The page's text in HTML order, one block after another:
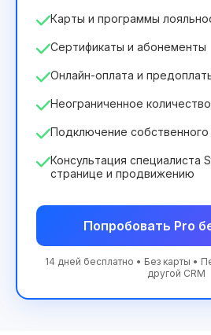
Карты и программы
Сертификаты и абонементы
Онлайн-оплата и
Неограниченное
Подключение
Консультация специалиста
странице и продвижению
Попробовать Pro
14 дней бесплатно • Без карты •
другой CRM